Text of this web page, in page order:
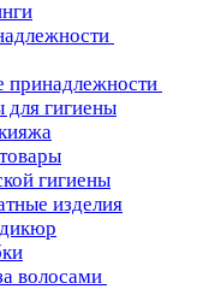
принадлежности
для гигиены
гигиены
изделия
волосами